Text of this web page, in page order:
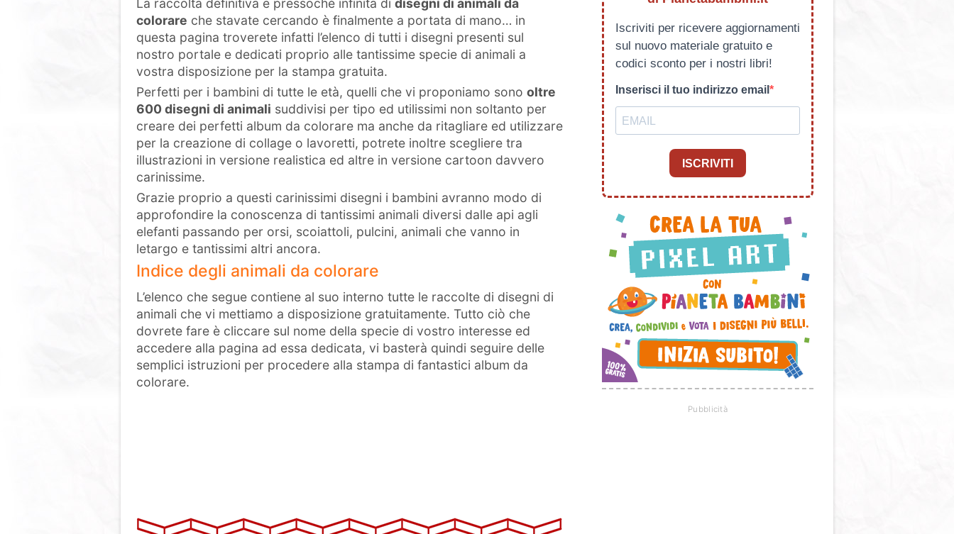
La raccolta definitiva e pressoché infinita di disegni di animali da
colorare che stavate cercando è finalmente a portata di mano… in
questa pagina troverete infatti l’elenco di tutti i disegni presenti sul
nostro portale e dedicati proprio alle tantissime specie di animali a
vostra disposizione per la stampa gratuita.
Perfetti per i bambini di tutte le età, quelli che vi proponiamo sono oltre
600 disegni di animali suddivisi per tipo ed utilissimi non soltanto per
creare dei perfetti album da colorare ma anche da ritagliare ed utilizzare
per la creazione di collage o lavoretti, potrete inoltre scegliere tra
illustrazioni in versione realistica ed altre in versione cartoon davvero
carinissime.
Grazie proprio a questi carinissimi disegni i bambini avranno modo di
approfondire la conoscenza di tantissimi animali diversi dalle api agli
elefanti passando per orsi, scoiattoli, pulcini, animali che vanno in
letargo e tantissimi altri ancora.
Indice degli animali da colorare
L’elenco che segue contiene al suo interno tutte le raccolte di disegni di
animali che vi mettiamo a disposizione gratuitamente. Tutto ciò che
dovrete fare è cliccare sul nome della specie di vostro interesse ed
accedere alla pagina ad essa dedicata, vi basterà quindi seguire delle
semplici istruzioni per procedere alla stampa di fantastici album da
colorare.
Iscriviti per ricevere aggiornamenti
sul nuovo materiale gratuito e
codici sconto per i nostri libri!
Inserisci il tuo indirizzo email
ISCRIVITI